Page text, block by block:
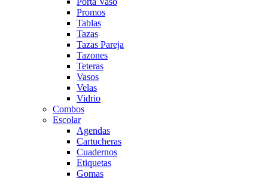
Promos
Tablas
Tazas
Tazas Pareja
Tazones
Teteras
Vasos
Velas
Vidrio
Combos
Escolar
Agendas
Cartucheras
Cuadernos
Etiquetas
Gomas